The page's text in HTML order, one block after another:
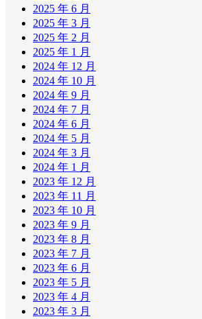
2025 年 6 月
2025 年 3 月
2025 年 2 月
2025 年 1 月
2024 年 12 月
2024 年 10 月
2024 年 9 月
2024 年 7 月
2024 年 6 月
2024 年 5 月
2024 年 3 月
2024 年 1 月
2023 年 12 月
2023 年 11 月
2023 年 10 月
2023 年 9 月
2023 年 8 月
2023 年 7 月
2023 年 6 月
2023 年 5 月
2023 年 4 月
2023 年 3 月